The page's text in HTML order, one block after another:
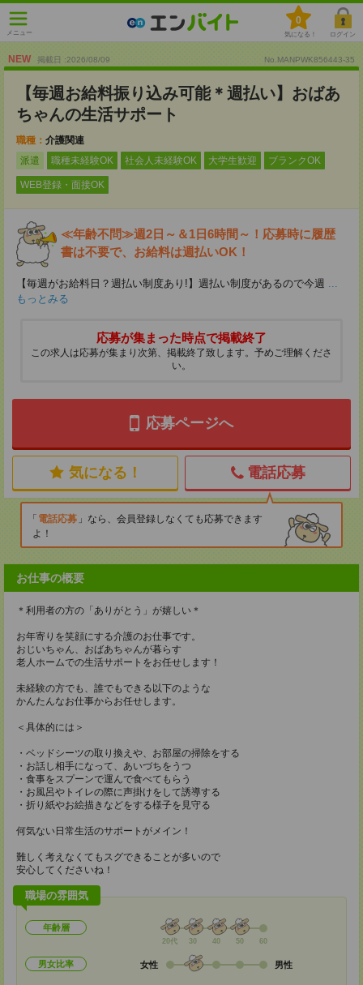
メニュー
0
気になる！ ログイン
NEW 掲載日 :2026/08/09 No.MANPWK856443-35
【毎週お給料振り込み可能＊週払い】おばあ
ちゃんの生活サポート
職種： 介護関連
派遣
職種未経験OK 社会人未経験OK 大学生歓迎 ブランクOK
WEB登録・面接OK
≪年齢不問≫週2日～＆1日6時間～！応募時に履歴
書は不要で、お給料は週払いOK！
【毎週がお給料日？週払い制度あり!】週払い制度があるので今週 ...
もっとみる
応募が集まった時点で掲載終了
この求人は応募が集まり次第、掲載終了致します。予めご理解くださ
い。
応募ページへ
気になる！ 電話応募
電話応募
なら、会員登録しなくても応募できます
よ！
お仕事の概要
＊利用者の方の「ありがとう」が嬉しい＊
お年寄りを笑顔にする介護のお仕事です。
おじいちゃん、おばあちゃんが暮らす
老人ホームでの生活サポートをお任せします！
未経験の方でも、誰でもできる以下のような
かんたんなお仕事からお任せします。
＜具体的には＞
・ベッドシーツの取り換えや、お部屋の掃除をする
・お話し相手になって、あいづちをうつ
・食事をスプーンで運んで食べてもらう
・お風呂やトイレの際に声掛けをして誘導する
・折り紙やお絵描きなどをする様子を見守る
何気ない日常生活のサポートがメイン！
難しく考えなくてもスグできることが多いので
安心してくださいね！
職場の雰囲気
年齢層
20代 30 40 50 60
男女比率 女性 男性